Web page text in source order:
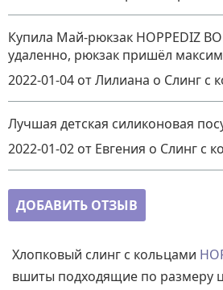
Купила Май-рюкзак HOPPEDIZ
удаленно, рюкзак пришёл
2022-01-04 от Лилиана о Слинг с
Лучшая детская силиконовая
2022-01-02 от Евгения о Слинг с
ДОБАВИТЬ ОТЗЫВ
Хлопковый слинг с кольцами
вшиты подходящие по размеру